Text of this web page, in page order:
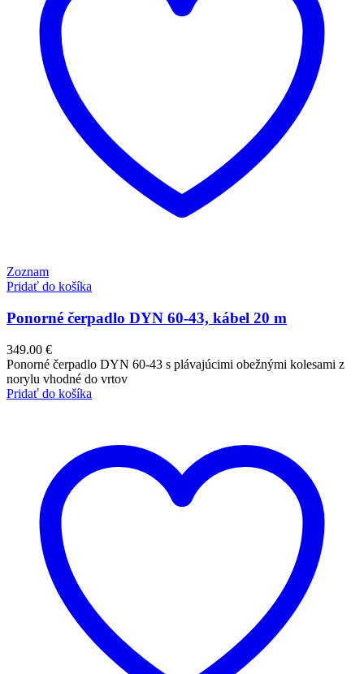
Zoznam
Pridať do košíka
Ponorné čerpadlo DYN 60-43, kábel 20 m
349.00 €
Ponorné čerpadlo DYN 60-43 s plávajúcimi obežnými kolesami z
norylu vhodné do vrtov
Pridať do košíka